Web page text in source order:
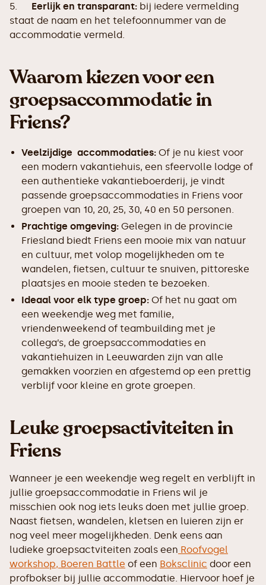
5. Eerlijk en transparant: bij iedere vermelding
staat de naam en het telefoonnummer van de
accommodatie vermeld.
Waarom kiezen voor een
groepsaccommodatie in
Friens?
Veelzijdige accommodaties: Of je nu kiest voor
een modern vakantiehuis, een sfeervolle lodge of
een authentieke vakantieboerderij, je vindt
passende groepsaccommodaties in Friens voor
groepen van 10, 20, 25, 30, 40 en 50 personen.
Prachtige omgeving: Gelegen in de provincie
Friesland biedt Friens een mooie mix van natuur
en cultuur, met volop mogelijkheden om te
wandelen, fietsen, cultuur te snuiven, pittoreske
plaatsjes en mooie steden te bezoeken.
Ideaal voor elk type groep: Of het nu gaat om
een weekendje weg met familie,
vriendenweekend of teambuilding met je
collega’s, de groepsaccommodaties en
vakantiehuizen in Leeuwarden zijn van alle
gemakken voorzien en afgestemd op een prettig
verblijf voor kleine en grote groepen.
Leuke groepsactiviteiten in
Friens
Wanneer je een weekendje weg regelt en verblijft in
jullie groepsaccommodatie in Friens wil je
misschien ook nog iets leuks doen met jullie groep.
Naast fietsen, wandelen, kletsen en luieren zijn er
nog veel meer mogelijkheden. Denk eens aan
ludieke groepsactviteiten zoals een Roofvogel
workshop, Boeren Battle of een Boksclinic door een
profbokser bij jullie accommodatie. Hiervoor hoef je